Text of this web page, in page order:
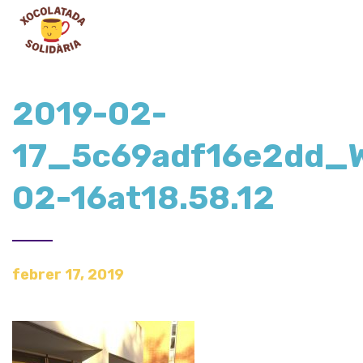
2019-02-
02-16at18.58.12
febrer 17, 2019